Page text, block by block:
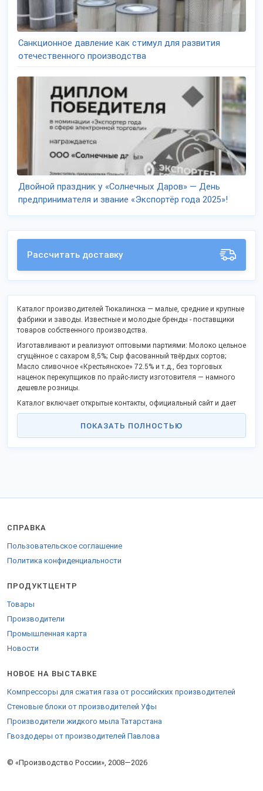
Санкционное давление как стимул для развития
отечественного производства
Двойной праздник у «Солнечных Даров» — День
предпринимателя и звание «Экспортёр года 2025»!
Рассчитать доставку
Каталог производителей Тюкалинска — малые, средние и крупные
фабрики и заводы. Известные и молодые бренды - поставщики
товаров собственного производства.
Изготавливают и реализуют оптовыми партиями: Молоко цельное
сгущённое с сахаром 8,5%; Сыр фасованный твёрдых сортов;
Масло сливочное «Крестьянское» 72.5% и т.д., без торговых
наценок перекупщиков по прайс-листу изготовителя — намного
дешевле розницы.
Каталог включает открытые контакты, официальный сайт и дает
возможность связаться напрямую, стать партнером в Вашем
Российские изготовители активно включились в программу
ПОКАЗАТЬ ПОЛНОСТЬЮ
© «Производство России», 2008—2026
СПРАВКА
Пользовательское соглашение
Политика конфиденциальности
ПРОДУКТЦЕНТР
Товары
Производители
Промышленная карта
Новости
НОВОЕ НА ВЫСТАВКЕ
Компрессоры для сжатия газа от российских производителей
Стеновые блоки от производителей Уфы
Производители жидкого мыла Татарстана
Гвоздодеры от производителей Павлова